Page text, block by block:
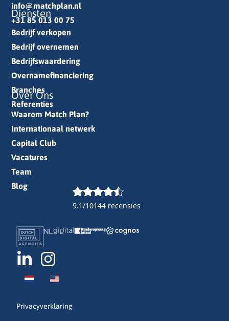
9.1/10144 recensies
info@matchplan.nl
+31 85 013 00 75
Diensten
Bedrijf verkopen
Bedrijf overnemen
Bedrijfswaardering
Overnamefinanciering
Branches
Referenties
Over Ons
Waarom Match Plan?
Internationaal netwerk
Capital Club
Vacatures
Team
Blog
Privacyverklaring